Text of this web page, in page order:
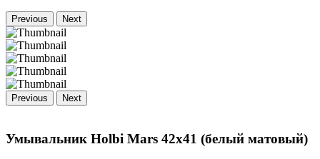
Previous Next
Previous Next
Умывальник Holbi Mars 42x41 (белый матовый)